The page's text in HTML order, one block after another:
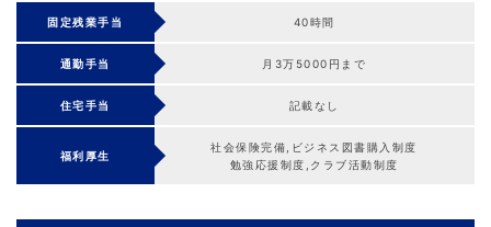
固定残業手当 40時間
通勤手当 月3万5000円まで
住宅手当 記載なし
福利厚生
社会保険完備,ビジネス図書購入制度
勉強応援制度,クラブ活動制度